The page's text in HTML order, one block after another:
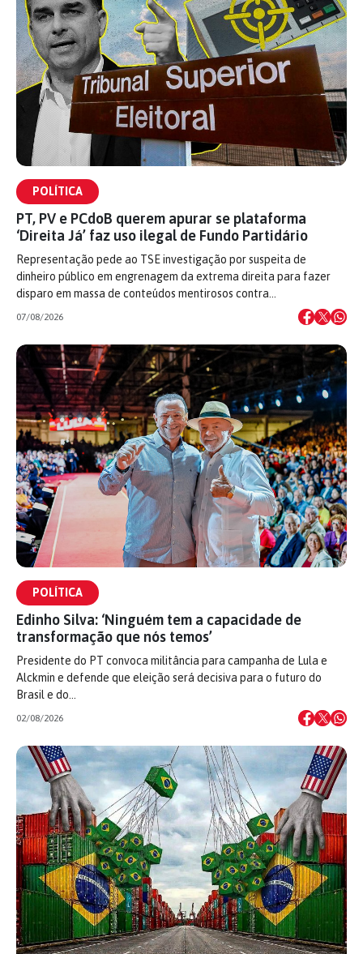
POLÍTICA
PT, PV e PCdoB querem apurar se plataforma
‘Direita Já’ faz uso ilegal de Fundo Partidário
Representação pede ao TSE investigação por suspeita de
dinheiro público em engrenagem da extrema direita para fazer
disparo em massa de conteúdos mentirosos contra…
07/08/2026
POLÍTICA
Edinho Silva: ‘Ninguém tem a capacidade de
transformação que nós temos’
Presidente do PT convoca militância para campanha de Lula e
Alckmin e defende que eleição será decisiva para o futuro do
Brasil e do…
02/08/2026